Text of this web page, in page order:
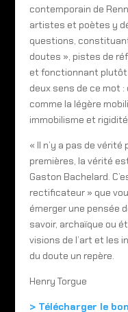
contemporain de
artistes et poètes y
questions,
doutes », pistes de
et fonctionnant plutôt
deux sens de ce mot
comme la légère
immobilisme et
« Il n’y a pas de vérité
premières, la vérité
Gaston Bachelard.
rectificateur » que
émerger une pensée
savoir, archaïque ou
visions de l’art et les
du doute un repère.
Henry Torgue
> Télécharger le